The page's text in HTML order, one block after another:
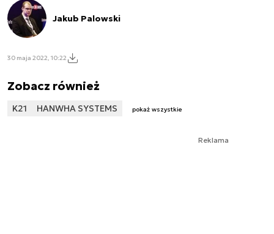
Jakub Palowski
30 maja 2022, 10:22
Zobacz również
K21 HANWHA SYSTEMS pokaż wszystkie
Reklama